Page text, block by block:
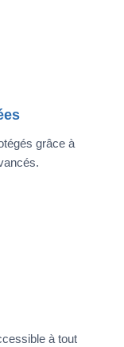
grâce à
à tout